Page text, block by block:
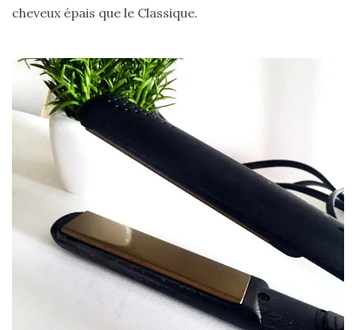
Les
sacs
tendances
printemps
2026
sélection
et
pratique
quotidien
cheveux épais que le Classique.